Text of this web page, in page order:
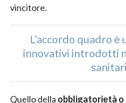
vincitore.
L’accordo quadro
innovativi introdotti
Quello della obbligatorietà o